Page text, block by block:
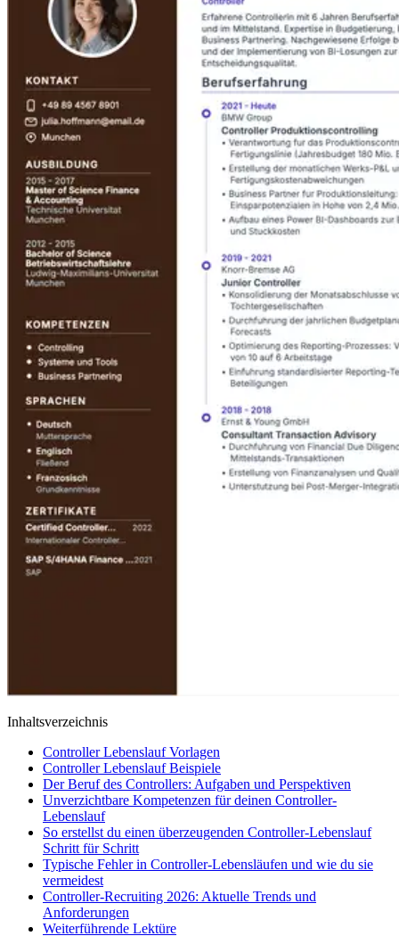
Inhaltsverzeichnis
Controller Lebenslauf Vorlagen
Controller Lebenslauf Beispiele
Der Beruf des Controllers: Aufgaben und Perspektiven
Unverzichtbare Kompetenzen für deinen Controller-
Lebenslauf
So erstellst du einen überzeugenden Controller-Lebenslauf
Schritt für Schritt
Typische Fehler in Controller-Lebensläufen und wie du sie
vermeidest
Controller-Recruiting 2026: Aktuelle Trends und
Anforderungen
Weiterführende Lektüre